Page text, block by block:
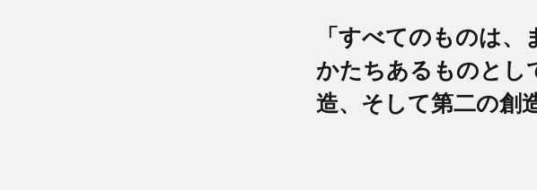
「すべてのものは
かたちあるものとし
造、そして第二の創